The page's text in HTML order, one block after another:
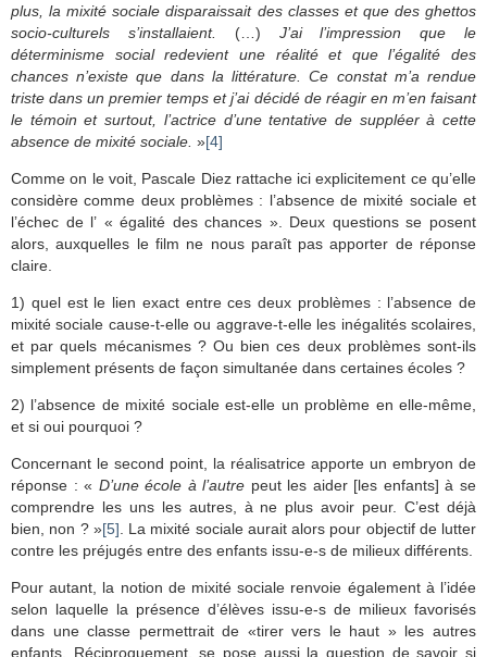
plus, la mixité sociale disparaissait des classes et que des ghettos
socio-culturels s’installaient. (…) J’ai l’impression que le
déterminisme social redevient une réalité et que l’égalité des
chances n’existe que dans la littérature. Ce constat m’a rendue
triste dans un premier temps et j’ai décidé de réagir en m’en faisant
le témoin et surtout, l’actrice d’une tentative de suppléer à cette
absence de mixité sociale. »[4]
Comme on le voit, Pascale Diez rattache ici explicitement ce qu’elle
considère comme deux problèmes : l’absence de mixité sociale et
l’échec de l’ « égalité des chances ». Deux questions se posent
alors, auxquelles le film ne nous paraît pas apporter de réponse
claire.
1) quel est le lien exact entre ces deux problèmes : l’absence de
mixité sociale cause-t-elle ou aggrave-t-elle les inégalités scolaires,
et par quels mécanismes ? Ou bien ces deux problèmes sont-ils
simplement présents de façon simultanée dans certaines écoles ?
2) l’absence de mixité sociale est-elle un problème en elle-même,
et si oui pourquoi ?
Concernant le second point, la réalisatrice apporte un embryon de
réponse : « D’une école à l’autre peut les aider [les enfants] à se
comprendre les uns les autres, à ne plus avoir peur. C’est déjà
bien, non ? »[5] . La mixité sociale aurait alors pour objectif de lutter
contre les préjugés entre des enfants issu-e-s de milieux différents.
Pour autant, la notion de mixité sociale renvoie également à l’idée
selon laquelle la présence d’élèves issu-e-s de milieux favorisés
dans une classe permettrait de «tirer vers le haut » les autres
enfants. Réciproquement, se pose aussi la question de savoir si